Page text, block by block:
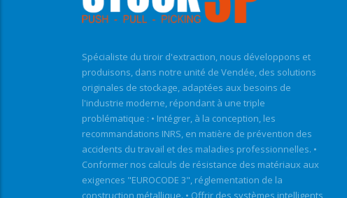
Spécialiste du tiroir d'extraction, nous développons et
produisons, dans notre unité de Vendée, des solutions
originales de stockage, adaptées aux besoins de
l'industrie moderne, répondant à une triple
problématique : • Intégrer, à la conception, les
recommandations INRS, en matière de prévention des
accidents du travail et des maladies professionnelles. •
Conformer nos calculs de résistance des matériaux aux
exigences "EUROCODE 3", réglementation de la
construction métallique. • Offrir des systèmes intelligents